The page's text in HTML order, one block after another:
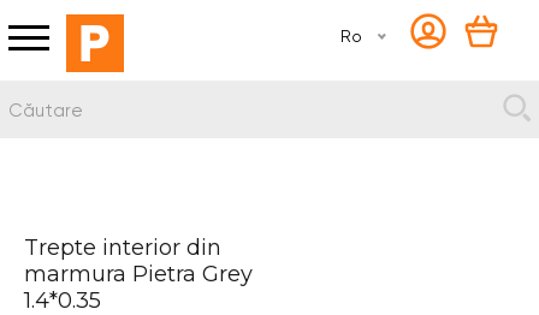
Ro
Trepte interior din
marmura Pietra Grey
1.4*0.35